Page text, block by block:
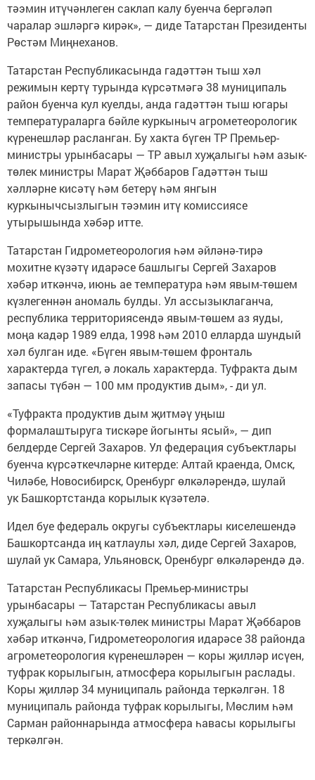
тәэмин итүчәнлеген саклап калу буенча бергәләп
чаралар эшләргә кирәк», — диде Татарстан Президенты
Рөстәм Миңнеханов.
Татарстан Республикасында гадәттән тыш хәл
режимын кертү турында күрсәтмәгә 38 муниципаль
район буенча кул куелды, анда гадәттән тыш югары
температураларга бәйле куркыныч агрометеорологик
күренешләр расланган. Бу хакта бүген ТР Премьер-
министры урынбасары — ТР авыл хуҗалыгы һәм азык-
төлек министры Марат Җәббаров Гадәттән тыш
хәлләрне кисәтү һәм бетерү һәм янгын
куркынычсызлыгын тәэмин итү комиссиясе
утырышында хәбәр итте.
Татарстан Гидрометеорология һәм әйләнә-тирә
мохитне күзәтү идарәсе башлыгы Сергей Захаров
хәбәр иткәнчә, июнь ае температура һәм явым-төшем
күзлегеннән аномаль булды. Ул ассызыклаганча,
республика территориясендә явым-төшем аз яуды,
моңа кадәр 1989 елда, 1998 һәм 2010 елларда шундый
хәл булган иде. «Бүген явым-төшем фронталь
характерда түгел, ә локаль характерда. Туфракта дым
запасы түбән — 100 мм продуктив дым», - ди ул.
«Туфракта продуктив дым җитмәү уңыш
формалаштыруга тискәре йогынты ясый», — дип
белдерде Сергей Захаров. Ул федерация субъектлары
буенча күрсәткечләрне китерде: Алтай краенда, Омск,
Чиләбе, Новосибирск, Оренбург өлкәләрендә, шулай
ук Башкортстанда корылык күзәтелә.
Идел буе федераль округы субъектлары киселешендә
Башкортсанда иң катлаулы хәл, диде Сергей Захаров,
шулай ук Самара, Ульяновск, Оренбург өлкәләрендә дә.
Татарстан Республикасы Премьер-министры
урынбасары — Татарстан Республикасы авыл
хуҗалыгы һәм азык-төлек министры Марат Җәббаров
хәбәр иткәнчә, Гидрометеорология идарәсе 38 районда
агрометеорология күренешләрен — коры җилләр исүен,
туфрак корылыгын, атмосфера корылыгын раслады.
Коры җилләр 34 муниципаль районда теркәлгән. 18
муниципаль районда туфрак корылыгы, Мөслим һәм
Сарман районнарында атмосфера һавасы корылыгы
теркәлгән.